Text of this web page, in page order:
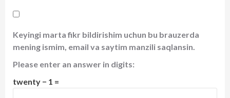
Keyingi marta fikr bildirishim uchun bu brauzerda
mening ismim, email va saytim manzili saqlansin.
Please enter an answer in digits:
twenty − 1 =